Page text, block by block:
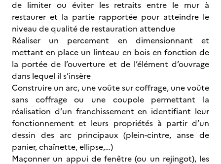
de limiter ou éviter les retraits entre le mur à
restaurer et la partie rapportée pour atteindre le
niveau de qualité de restauration attendue
Réaliser un percement en dimensionnant et
mettant en place un linteau en bois en fonction de
la portée de l’ouverture et de l’élément d’ouvrage
dans lequel il s’insère
Construire un arc, une voûte sur coffrage, une voûte
sans coffrage ou une coupole permettant la
réalisation d’un franchissement en identifiant leur
fonctionnement et leurs propriétés à partir d’un
dessin des arc principaux (plein-cintre, anse de
panier, chaînette, ellipse,…)
Maçonner un appui de fenêtre (ou un rejingot), les